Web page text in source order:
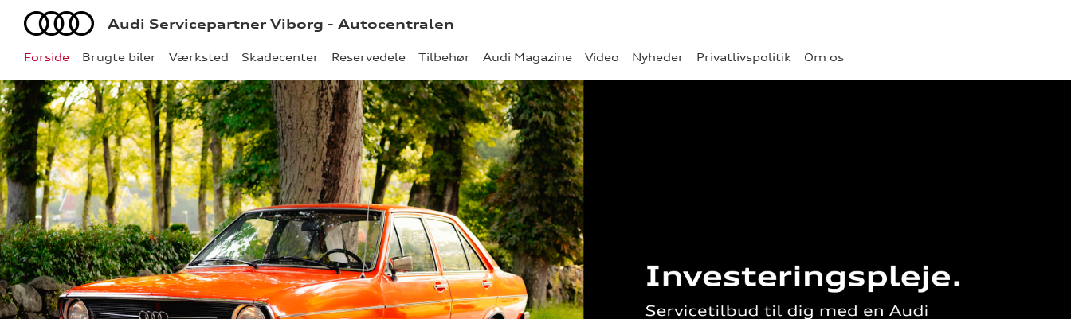
Forside Brugte biler Værksted Skadecenter Reservedele Tilbehør Audi Magazine Video Nyheder Privatlivspolitik Om os
Audi Audi Servicepartner Viborg - Autocentralen